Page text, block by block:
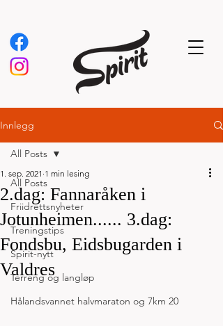
Innlegg
All Posts
Friidrettsnyheter
Treningstips
Spirit-nytt
Terreng og langløp
Hålandsvannet halvmaraton og 7km 20
All Posts
2.dag: Fannaråken i
Jotunheimen...... 3.dag:
Fondsbu, Eidsbugarden i
Valdres
1. sep. 2021 1 min lesing